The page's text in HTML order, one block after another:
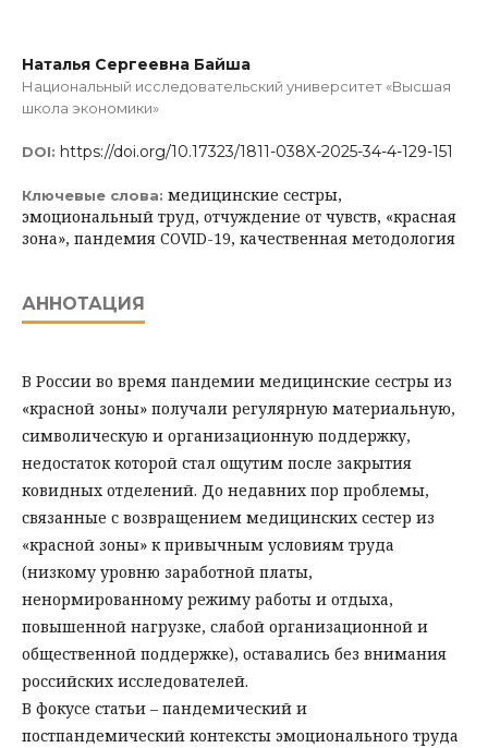
Наталья Сергеевна Байша
Национальный исследовательский университет «Высшая
школа экономики»
DOI: https://doi.org/10.17323/1811-038X-2025-34-4-129-151
Ключевые слова: медицинские сестры,
эмоциональный труд, отчуждение от чувств, «красная
зона», пандемия COVID-19, качественная методология
АННОТАЦИЯ
В России во время пандемии медицинские сестры из
«красной зоны» получали регулярную материальную,
символическую и организационную поддержку,
недостаток которой стал ощутим после закрытия
ковидных отделений. До недавних пор проблемы,
связанные с возвращением медицинских сестер из
«красной зоны» к привычным условиям труда
(низкому уровню заработной платы,
ненормированному режиму работы и отдыха,
повышенной нагрузке, слабой организационной и
общественной поддержке), оставались без внимания
российских исследователей.
В фокусе статьи – пандемический и
постпандемический контексты эмоционального труда